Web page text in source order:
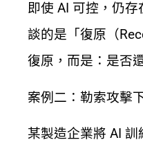
即使 AI 可控，仍
談的是「復原（
復原，而是：是否
案例二：勒索攻擊
某製造企業將 AI